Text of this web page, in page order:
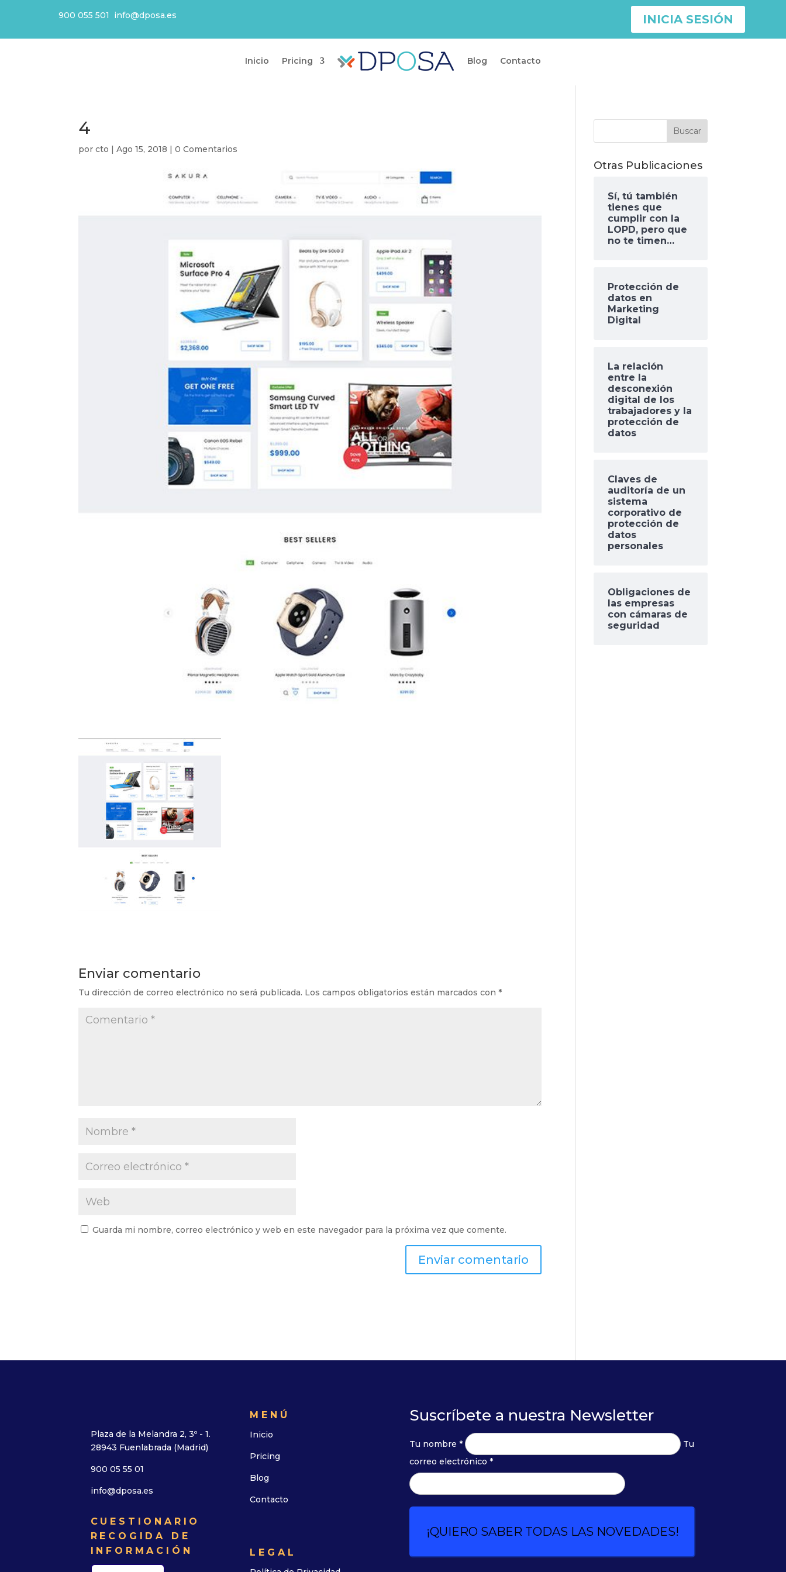
900 055 501 info@dposa.es INICIA SESIÓN
Inicio Pricing Blog Contacto
4
porcto |Ago 15, 2018 |0 Comentarios
Enviar comentario
Tu dirección de correo electrónico no será publicada. Los campos obligatorios están marcados con*
Guarda mi nombre, correo electrónico y web en este navegador para la próxima vez que comente.
Otras Publicaciones
Sí, tú también
tienes que
cumplir con la
LOPD, pero que
no te timen…
Protección de
datos en
Marketing
Digital
La relación
entre la
desconexión
digital de los
trabajadores y la
protección de
datos
Claves de
auditoría de un
sistema
corporativo de
protección de
datos
personales
Obligaciones de
las empresas
con cámaras de
seguridad
Plaza de la Melandra 2, 3º - 1.
28943 Fuenlabrada (Madrid)
900 05 55 01
info@dposa.es
CUESTIONARIO
RECOGIDA DE
INFORMACIÓN
MENÚ
Inicio
Pricing
Blog
Contacto
LEGAL
Suscríbete a nuestra Newsletter
Tu nombre *
Tu
correo electrónico *